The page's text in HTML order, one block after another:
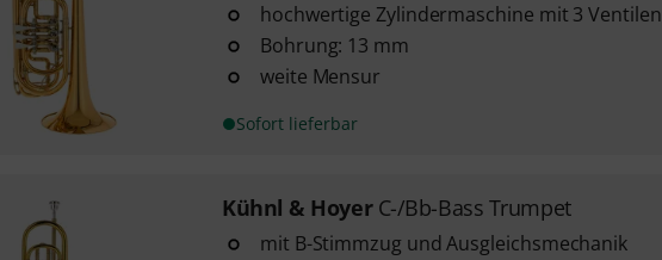
hochwertige Zylindermaschine mit 3 Ventilen
Bohrung: 13 mm
weite Mensur
Sofort lieferbar
Kühnl & Hoyer C-/Bb-Bass Trumpet
mit B-Stimmzug und Ausgleichsmechanik